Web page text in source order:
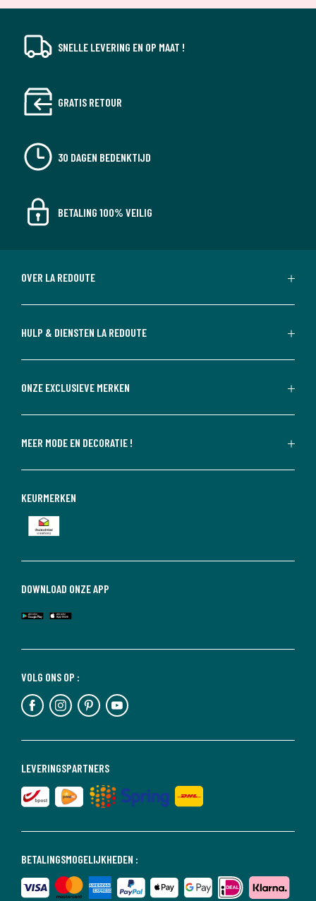
SNELLE LEVERING EN OP MAAT !
GRATIS RETOUR
30 DAGEN BEDENKTIJD
BETALING 100% VEILIG
OVER LA REDOUTE
HULP & DIENSTEN LA REDOUTE
ONZE EXCLUSIEVE MERKEN
MEER MODE EN DECORATIE !
BETALINGSMOGELIJKHEDEN :
LEVERINGSPARTNERS
VOLG ONS OP :
DOWNLOAD ONZE APP
KEURMERKEN